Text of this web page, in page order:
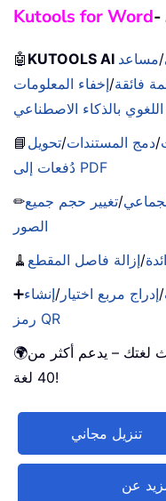
Kutools for Word
🤖 /مساعد
فائقة/إخفاء المعلومات
اللغوي بالذكاء الاصطناعي
📘
/دمج المستندات/تحويل
دُفعات إلى PDF
✏
/تغيير حجم جميع
الصور
🧹
/إزالة فاصل المقطع
➕
/إدراج مربع اختيار /إنشاء
رمز QR
🌍لغتك – يدعم أكثر من
40 لغة!
تنزيل مجاني